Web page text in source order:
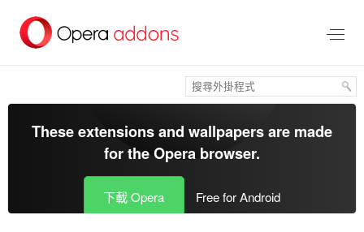
區
These extensions and wallpapers are made
for theOpera browser.
下載 Opera Free for Android